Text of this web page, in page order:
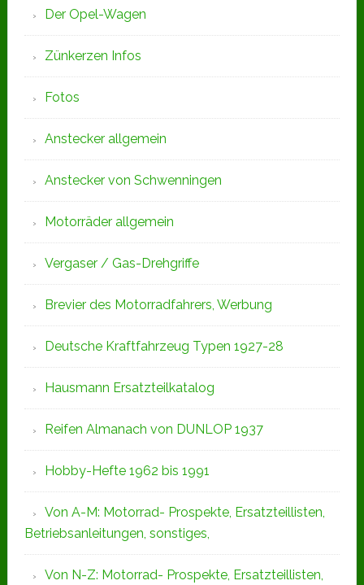
Der Opel-Wagen
Zünkerzen Infos
Fotos
Anstecker allgemein
Anstecker von Schwenningen
Motorräder allgemein
Vergaser / Gas-Drehgriffe
Brevier des Motorradfahrers, Werbung
Deutsche Kraftfahrzeug Typen 1927-28
Hausmann Ersatzteilkatalog
Reifen Almanach von DUNLOP 1937
Hobby-Hefte 1962 bis 1991
Von A-M: Motorrad- Prospekte, Ersatzteillisten,
Betriebsanleitungen, sonstiges,
Von N-Z: Motorrad- Prospekte, Ersatzteillisten,